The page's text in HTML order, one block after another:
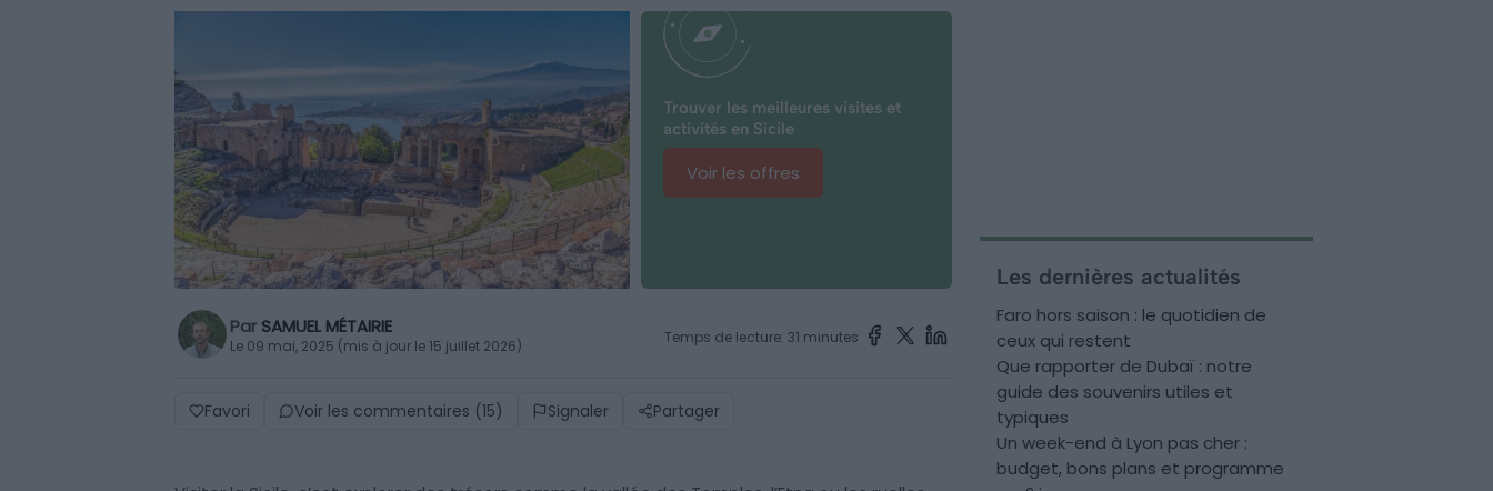
Trouver les meilleures visites et
activités en Sicile
Voir les offres
Par SAMUEL MÉTAIRIE
Le 09 mai, 2025 (mis à jour le 15 juillet 2026) Temps de lecture: 31 minutes
Favori Voir les commentaires (15) Signaler Partager
Les dernières actualités
Faro hors saison : le quotidien de
ceux qui restent
Que rapporter de Dubaï : notre
guide des souvenirs utiles et
typiques
Un week-end à Lyon pas cher :
budget, bons plans et programme